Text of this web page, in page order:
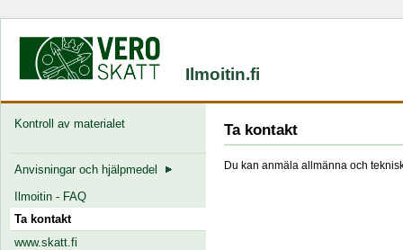
Ilmoitin.fi
Kontroll av materialet
Anvisningar och hjälpmedel
Ilmoitin - FAQ
Ta kontakt
www.skatt.fi
Ta kontakt
Du kan anmäla allmänna och